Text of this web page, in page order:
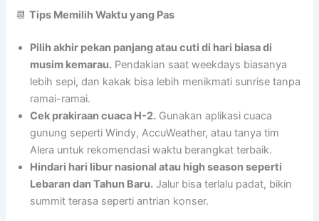
📆Tips Memilih Waktu yang Pas
Pilih akhir pekan panjang atau cuti di hari biasa di
musim kemarau. Pendakian saat weekdays biasanya
lebih sepi, dan kakak bisa lebih menikmati sunrise tanpa
ramai-ramai.
Cek prakiraan cuaca H-2. Gunakan aplikasi cuaca
gunung seperti Windy, AccuWeather, atau tanya tim
Alera untuk rekomendasi waktu berangkat terbaik.
Hindari hari libur nasional atau high season seperti
Lebaran dan Tahun Baru. Jalur bisa terlalu padat, bikin
summit terasa seperti antrian konser.